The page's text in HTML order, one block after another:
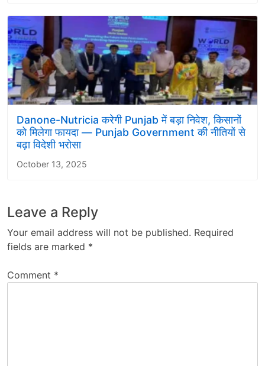
Danone-Nutricia करेगी Punjab में बड़ा निवेश, किसानों
को मिलेगा फायदा — Punjab Government की नीतियों से
बढ़ा विदेशी भरोसा
October 13, 2025
Leave a Reply
Your email address will not be published. Required
fields are marked *
Comment *